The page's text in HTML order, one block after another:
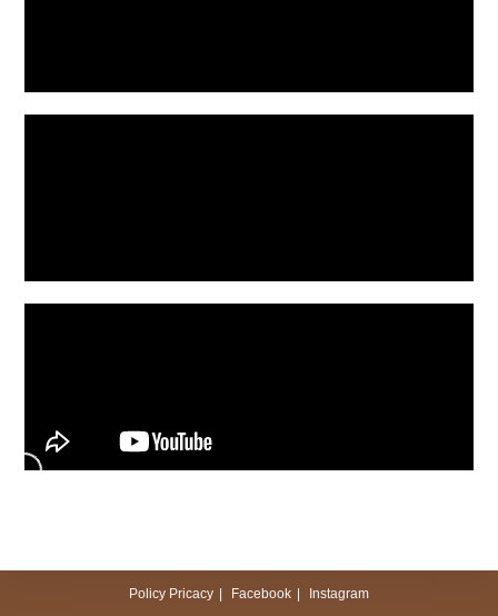
Policy Pricacy Facebook Instagram